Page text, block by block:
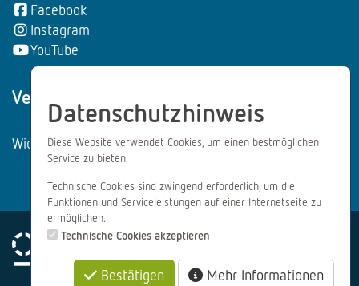
Facebook
Instagram
YouTube
Vertrag wiederrufen:
Widerrufsformular
Impressum Datenschutz AGB
Datenschutzhinweis
Diese Website verwendet Cookies, um einen bestmöglichen
Service zu bieten.
Technische Cookies sind zwingend erforderlich, um die
Funktionen und Serviceleistungen auf einer Internetseite zu
ermöglichen.
Technische Cookies akzeptieren
Bestätigen Mehr Informationen